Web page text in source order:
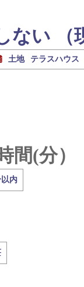
ない （
土地 テラスハウス
間(分）
内